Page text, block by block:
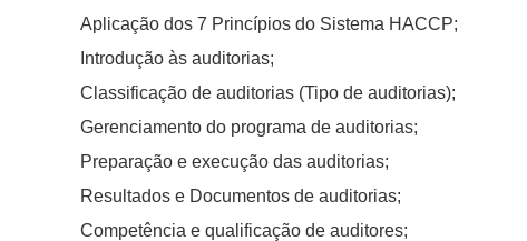
Aplicação dos 7 Princípios do Sistema HACCP;
Introdução às auditorias;
Classificação de auditorias (Tipo de auditorias);
Gerenciamento do programa de auditorias;
Preparação e execução das auditorias;
Resultados e Documentos de auditorias;
Competência e qualificação de auditores;